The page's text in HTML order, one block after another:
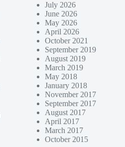
July 2026
June 2026
May 2026
April 2026
October 2021
September 2019
August 2019
March 2019
May 2018
January 2018
November 2017
September 2017
August 2017
April 2017
March 2017
October 2015